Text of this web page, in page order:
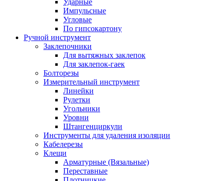
Ударные
Импульсные
Угловые
По гипсокартону
Ручной инструмент
Заклепочники
Для вытяжных заклепок
Для заклепок-гаек
Болторезы
Измерительный инструмент
Линейки
Рулетки
Угольники
Уровни
Штангенциркули
Инструменты для удаления изоляции
Кабелерезы
Клещи
Арматурные (Вязальные)
Переставные